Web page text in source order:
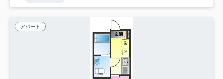
アパート